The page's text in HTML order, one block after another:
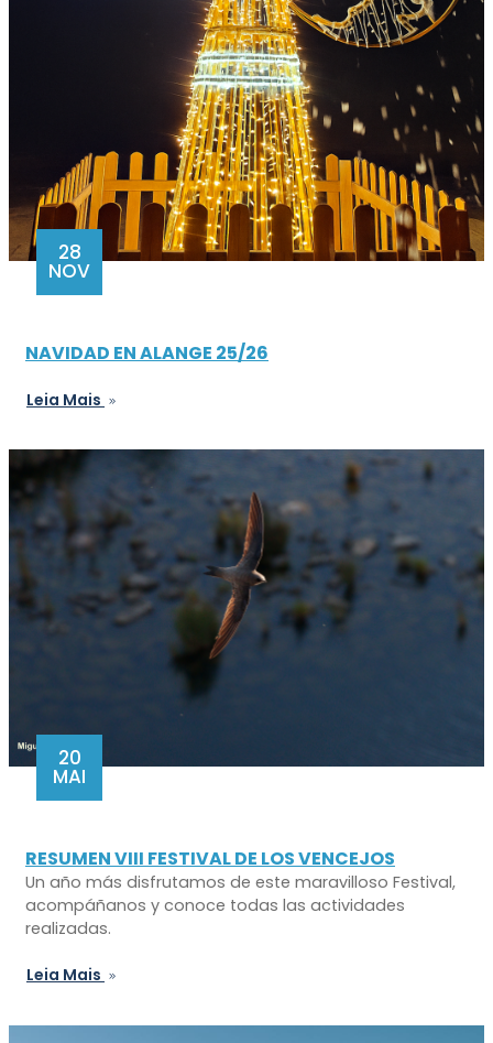
28
NOV
NAVIDAD EN ALANGE 25/26
Leia Mais
20
MAI
RESUMEN VIII FESTIVAL DE LOS VENCEJOS
Un año más disfrutamos de este maravilloso Festival,
acompáñanos y conoce todas las actividades
realizadas.
Leia Mais